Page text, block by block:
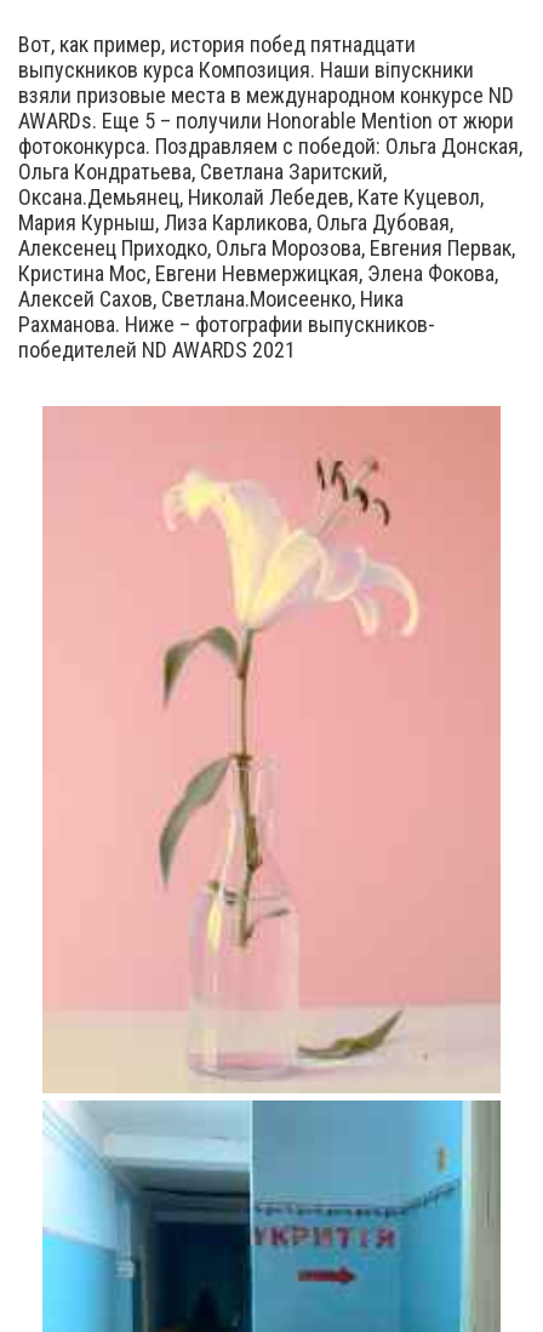
Вот, как пример, история побед пятнадцати
выпускников курса Композиция. Наши віпускники
взяли призовые места в международном конкурсе ND
AWARDs. Еще 5 – получили Honorable Mention от жюри
фотоконкурса. Поздравляем с победой: Ольга Донская,
Ольга Кондратьева, Светлана Заритский,
Оксана.Демьянец, Николай Лебедев, Кате Куцевол,
Мария Курныш, Лиза Карликова, Ольга Дубовая,
Алексенец Приходко, Ольга Морозова, Евгения Первак,
Кристина Мос, Евгени Невмержицкая, Элена Фокова,
Алексей Сахов, Светлана.Моисеенко, Ника
Рахманова. Ниже – фотографии выпускников-
победителей ND AWARDS 2021